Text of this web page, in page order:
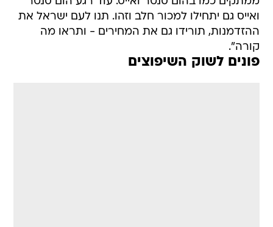
ואייס גם יתחילו למכור חלב וזהו. תנו לעם ישראל את
ההזדמנות, תורידו גם את המחירים - ותראו מה
קורה".
פונים לשוק השיפוצים